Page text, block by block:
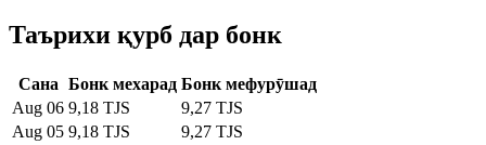
Таърихи қурб дар бонк
Сана Бонк мехарад Бонк мефурӯшад
Aug 06 9,18 TJS
9,27 TJS
Aug 05 9,18 TJS
9,27 TJS